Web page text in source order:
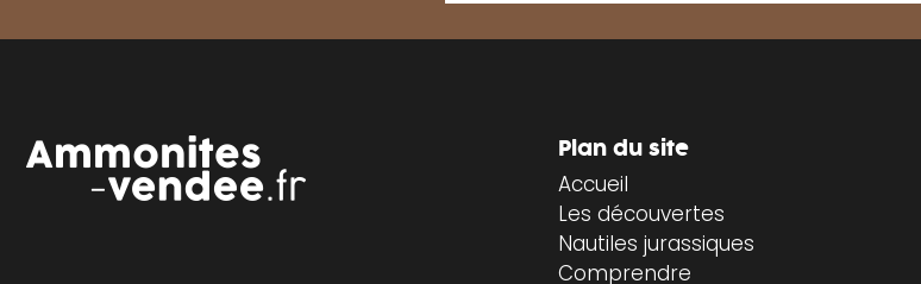
Plan du site
Accueil
Les découvertes
Nautiles jurassiques
Comprendre